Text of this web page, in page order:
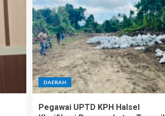
DAERAH
Pegawai UPTD KPH Halsel